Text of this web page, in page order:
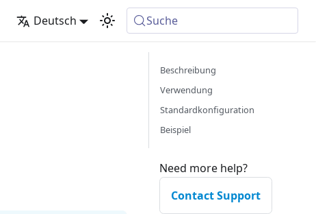
Deutsch Suche
Beschreibung
Verwendung
Standardkonfiguration
Beispiel
Need more help?
Contact Support